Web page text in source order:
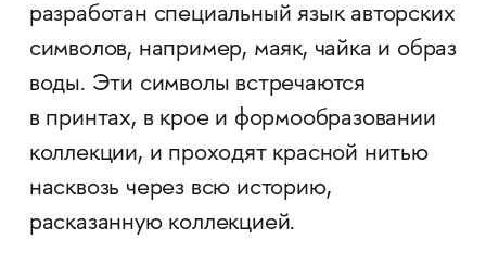
разработан специальный язык авторских
символов, например, маяк, чайка и образ
воды. Эти символы встречаются
в принтах, в крое и формообразовании
коллекции, и проходят красной нитью
насквозь через всю историю,
расказанную коллекцией.